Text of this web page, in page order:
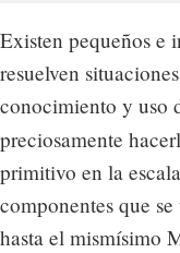
Existen pequeños e
resuelven
conocimiento y uso
preciosamente
primitivo en la
componentes que
hasta el mismísimo